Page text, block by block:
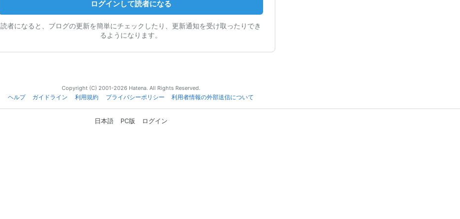
ログインして読者になる
読者になると、ブログの更新を簡単にチェックしたり、更新通知を受け取ったりでき
るようになります。
Copyright (C) 2001-2026 Hatena. All Rights Reserved.
ヘルプ
ガイドライン 利用規約 プライバシーポリシー 利用者情報の外部送信について
日本語 PC版 ログイン